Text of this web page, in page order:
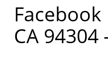
CA 94304